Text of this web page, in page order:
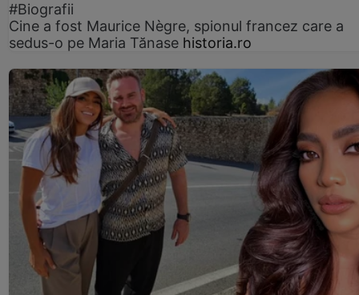
#Biografii
Cine a fost Maurice Nègre, spionul francez care a
sedus-o pe Maria Tănase historia.ro